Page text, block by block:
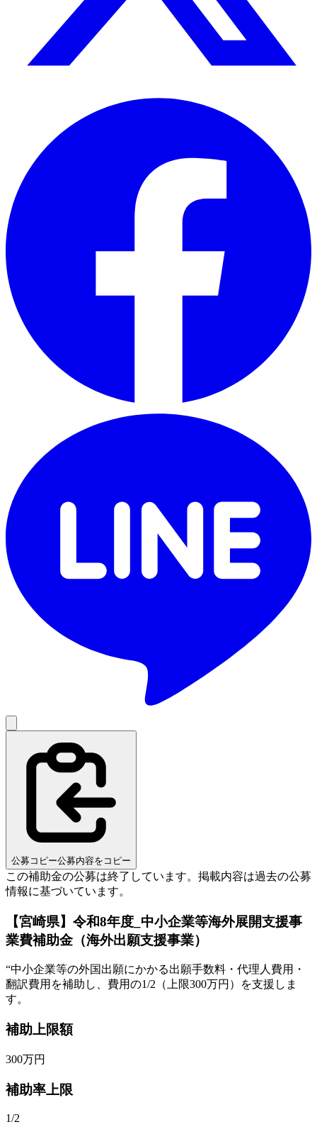
公募コピー公募内容をコピー
この補助金の公募は終了しています。 掲載内容は過去の公募
情報に基づいています。
【宮崎県】令和8年度_中小企業等海外展開支援事
業費補助金（海外出願支援事業）
“中小企業等の外国出願にかかる出願手数料・代理人費用・
翻訳費用を補助し、費用の1/2（上限300万円）を支援しま
す。
補助上限額
300万円
補助率上限
1/2